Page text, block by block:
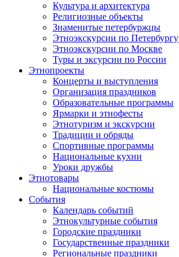
Культура и архитектура
Религиозные объекты
Знаменитые петербуржцы
Этноэкскурсии по Петербургу
Этноэкскурсии по Москве
Туры и эксурсии по России
Этнопроекты
Концерты и выступления
Организация праздников
Образовательные программы
Ярмарки и этнофесты
Этнотуризм и экскурсии
Традиции и обряды
Спортивные программы
Национальные кухни
Уроки дружбы
Этнотовары
Национальные костюмы
События
Календарь событий
Этнокультурные события
Городские праздники
Государственные праздники
Региональные праздники